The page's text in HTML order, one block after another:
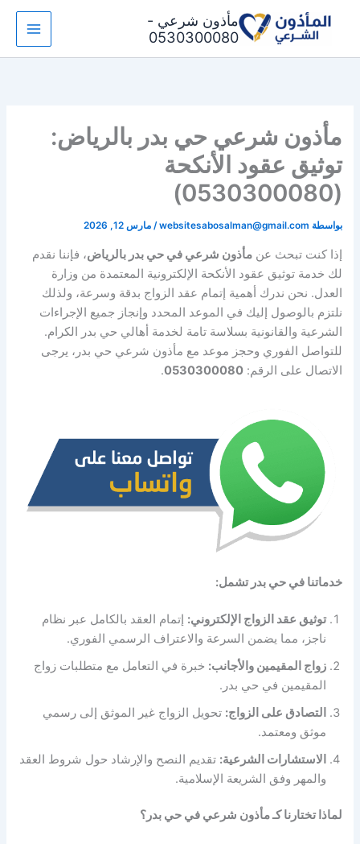
مأذون شرعي -
0530300080
مأذون شرعي حي بدر بالرياض:
توثيق عقود الأنكحة
(0530300080)
بواسطة websitesabosalman@gmail.com
/مارس 12, 2026
إذا كنت تبحث عنمأذون شرعي في حي بدر بالرياض، فإننا نقدم
لك خدمة توثيق عقود الأنكحة الإلكترونية المعتمدة من وزارة
العدل. نحن ندرك أهمية إتمام عقد الزواج بدقة وسرعة، ولذلك
نلتزم بالوصول إليك في الموعد المحدد وإنجاز جميع الإجراءات
الشرعية والقانونية بسلاسة تامة لخدمة أهالي حي بدر الكرام.
للتواصل الفوري وحجز موعد مع مأذون شرعي حي بدر، يرجى
الاتصال على الرقم:0530300080
.
خدماتنا في حي بدر تشمل:
توثيق عقد الزواج الإلكتروني: إتمام العقد بالكامل عبر نظام
ناجز، مما يضمن السرعة والاعتراف الرسمي الفوري.
زواج المقيمين والأجانب: خبرة في التعامل مع متطلبات زواج
المقيمين في حي بدر.
التصادق على الزواج: تحويل الزواج غير الموثق إلى رسمي
موثق ومعتمد.
الاستشارات الشرعية: تقديم النصح والإرشاد حول شروط العقد
والمهر وفق الشريعة الإسلامية.
لماذا تختارنا كـ مأذون شرعي في حي بدر؟